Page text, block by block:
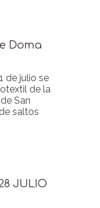
Doma
de julio se
de la
San
saltos
JULIO